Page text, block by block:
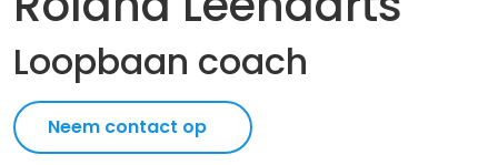
Loopbaan coach
Neem contact op